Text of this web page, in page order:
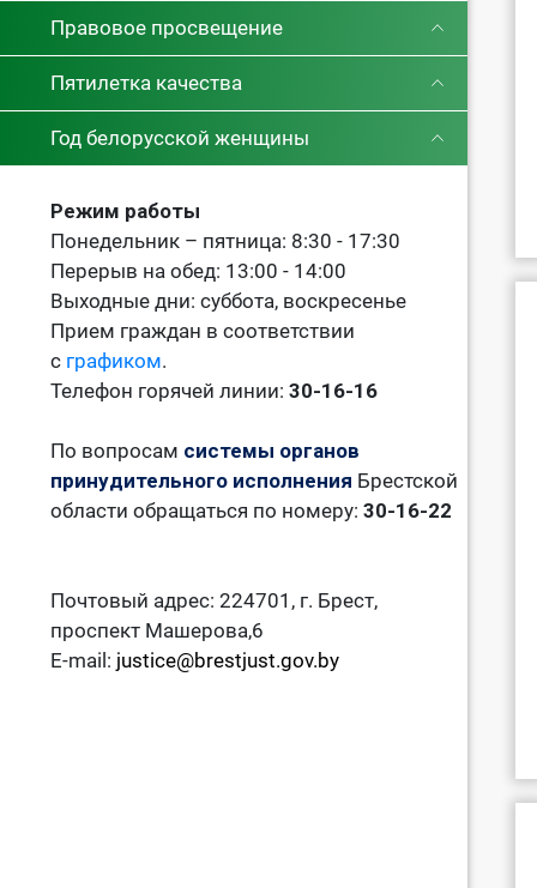
Правовое просвещение
Пятилетка качества
Год белорусской женщины
Режим работы
Понедельник – пятница: 8:30 - 17:30
Перерыв на обед: 13:00 - 14:00
Выходные дни: суббота, воскресенье
Прием граждан в соответствии
с графиком.
Телефон горячей линии: 30-16-16
По вопросам системы органов
принудительного исполнения Брестской
области обращаться по номеру: 30-16-22
Почтовый адрес: 224701, г. Брест,
проспект Машерова,6
E-mail: justice@brestjust.gov.by